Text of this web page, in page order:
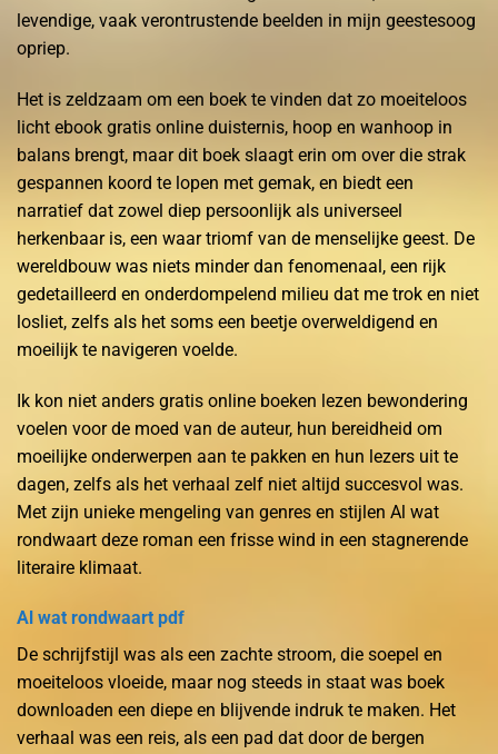
levendige, vaak verontrustende beelden in mijn geestesoog
opriep.
Het is zeldzaam om een boek te vinden dat zo moeiteloos
licht ebook gratis online duisternis, hoop en wanhoop in
balans brengt, maar dit boek slaagt erin om over die strak
gespannen koord te lopen met gemak, en biedt een
narratief dat zowel diep persoonlijk als universeel
herkenbaar is, een waar triomf van de menselijke geest. De
wereldbouw was niets minder dan fenomenaal, een rijk
gedetailleerd en onderdompelend milieu dat me trok en niet
losliet, zelfs als het soms een beetje overweldigend en
moeilijk te navigeren voelde.
Ik kon niet anders gratis online boeken lezen bewondering
voelen voor de moed van de auteur, hun bereidheid om
moeilijke onderwerpen aan te pakken en hun lezers uit te
dagen, zelfs als het verhaal zelf niet altijd succesvol was.
Met zijn unieke mengeling van genres en stijlen Al wat
rondwaart deze roman een frisse wind in een stagnerende
literaire klimaat.
Al wat rondwaart pdf
De schrijfstijl was als een zachte stroom, die soepel en
moeiteloos vloeide, maar nog steeds in staat was boek
downloaden een diepe en blijvende indruk te maken. Het
verhaal was een reis, als een pad dat door de bergen